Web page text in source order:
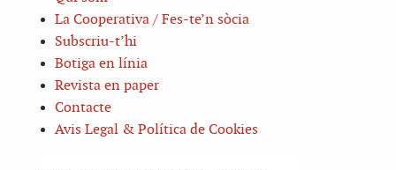
La Cooperativa / Fes-te’n sòcia
Subscriu-t’hi
Botiga en línia
Revista en paper
Contacte
Avis Legal & Política de Cookies